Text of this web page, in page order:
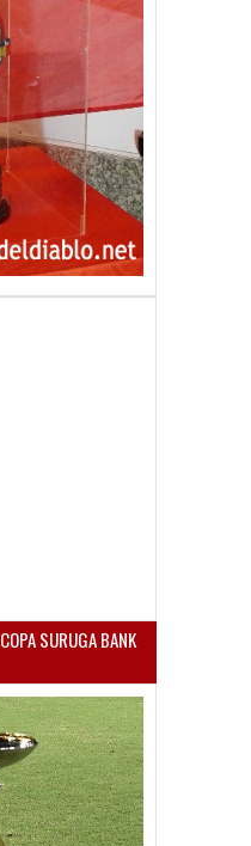
SURUGA BANK